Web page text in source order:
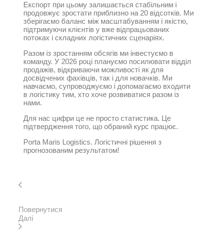
Експорт при цьому залишається стабільним і
продовжує зростати приблизно на 20 відсотків. Ми
зберігаємо баланс між масштабуванням і якістю,
підтримуючи клієнтів у вже відпрацьованих
потоках і складних логістичних сценаріях.
Разом із зростанням обсягів ми інвестуємо в
команду. У 2026 році плануємо посилювати відділ
продажів, відкриваючи можливості як для
досвідчених фахівців, так і для новачків. Ми
навчаємо, супроводжуємо і допомагаємо входити
в логістику тим, хто хоче розвиватися разом із
нами.
Для нас цифри це не просто статистика. Це
підтвердження того, що обраний курс працює.
Porta Maris Logistics. Логістичні рішення з
прогнозованим результатом!
Повернутися
Далі